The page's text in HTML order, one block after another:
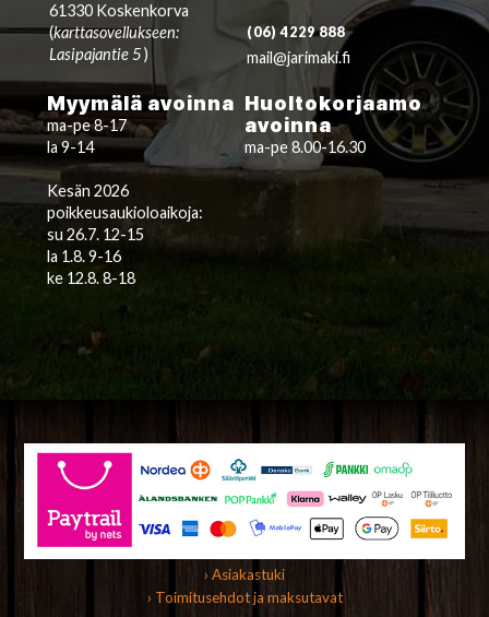
61330 Koskenkorva
(karttasovellukseen:
Lasipajantie 5)
(06) 4229 888
mail@jarimaki.fi
Myymälä avoinna
ma-pe 8-17
la 9-14
Kesän 2026
poikkeusaukioloaikoja:
su 26.7. 12-15
la 1.8. 9-16
ke 12.8. 8-18
Huoltokorjaamo
avoinna
ma-pe 8.00-16.30
› Asiakastuki
› Toimitusehdot ja maksutavat